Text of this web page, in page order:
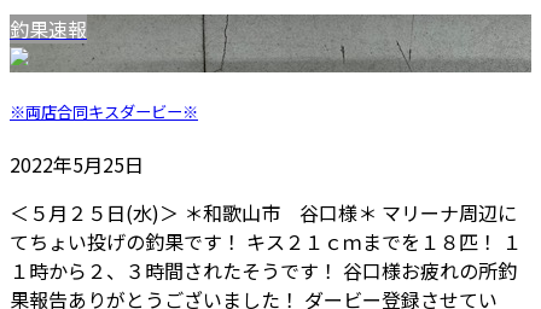
釣果速報
※両店合同キスダービー※
2022年5月25日
＜５月２５日(水)＞ ＊和歌山市 谷口様＊ マリーナ周辺に
てちょい投げの釣果です！ キス２１ｃｍまでを１８匹！ １
１時から２、３時間されたそうです！ 谷口様お疲れの所釣
果報告ありがとうございました！ ダービー登録させてい